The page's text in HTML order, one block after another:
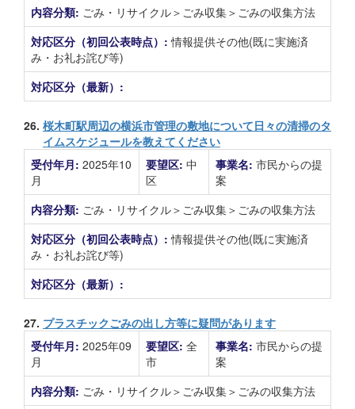
内容分類: ごみ・リサイクル＞ごみ収集＞ごみの収集方法
対応区分（初回公表時点）:情報提供その他(既に実施済
み・お礼お詫び等)
対応区分（最新）:
26. 桜木町駅周辺の横浜市管理の敷地について日々の清掃のタ
イムスケジュールを教えてください
受付年月: 2025年10
月
要望区: 中
区
事業名: 市民からの提
案
内容分類: ごみ・リサイクル＞ごみ収集＞ごみの収集方法
対応区分（初回公表時点）:情報提供その他(既に実施済
み・お礼お詫び等)
対応区分（最新）:
27. プラスチックごみの出し方等に疑問があります
受付年月: 2025年09
月
要望区: 全
市
事業名: 市民からの提
案
内容分類: ごみ・リサイクル＞ごみ収集＞ごみの収集方法